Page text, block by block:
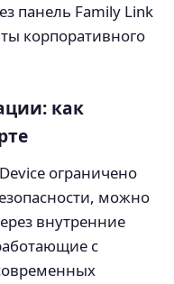
панель Family Link
корпоративного
как
ограничено
можно
внутренние
с